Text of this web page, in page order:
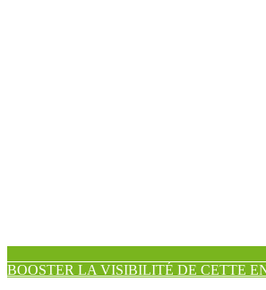
BOOSTER LA VISIBILITÉ DE CETTE